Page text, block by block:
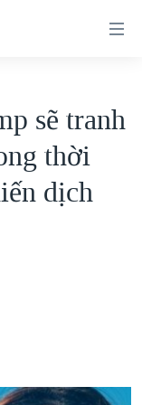
QUÁ KHỨ VÀ HIỆN
sẽ tranh
thời
dịch